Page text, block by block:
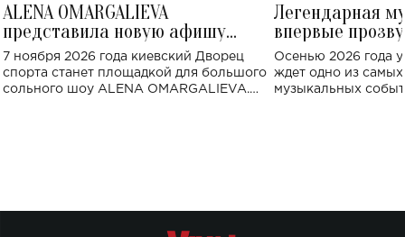
ALENA OMARGALIEVA
представила новую афишу
большого концерта во Дворце
спорта
7 ноября 2026 года киевский Дворец
спорта станет площадкой для большого
сольного шоу ALENA OMARGALIEVA.
Легендарная
впервые
Украине: где
Осенью 2026 года
ждет одно из
музыкальных